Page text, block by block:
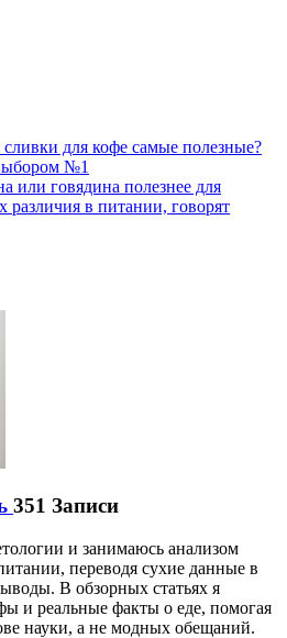
для кофе самые полезные?
№1
или говядина полезнее для
различия в питании, говорят
351 Записи
и занимаюсь анализом
переводя сухие данные в
В обзорных статьях я
и реальные факты о еде, помогая
науки, а не модных обещаний.